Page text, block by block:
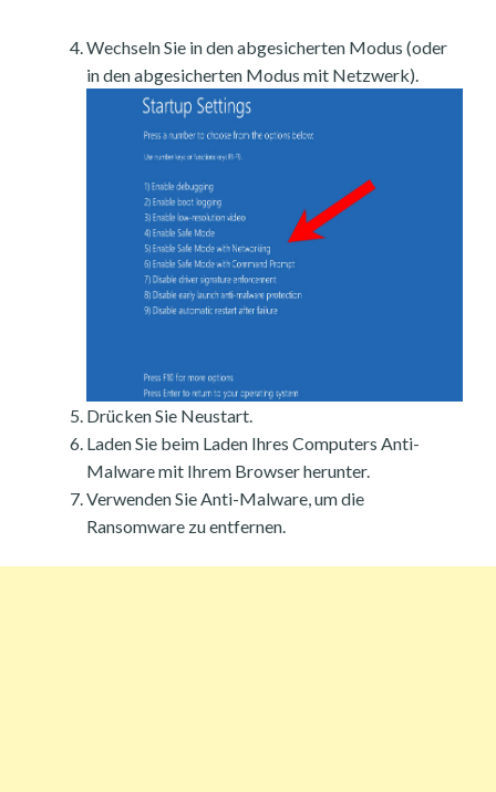
Wechseln Sie in den abgesicherten Modus (oder
in den abgesicherten Modus mit Netzwerk).
Drücken Sie Neustart.
Laden Sie beim Laden Ihres Computers Anti-
Malware mit Ihrem Browser herunter.
Verwenden Sie Anti-Malware, um die
Ransomware zu entfernen.